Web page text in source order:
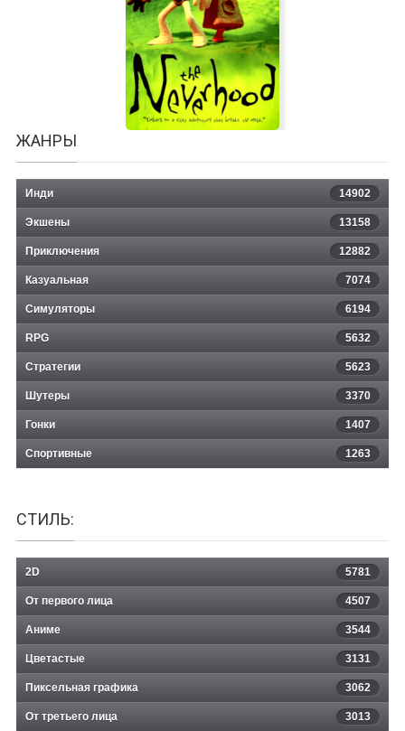
Wings Of War
ЖАНРЫ
Инди 14902
Экшены 13158
Приключения 12882
Казуальная 7074
Симуляторы 6194
RPG 5632
Стратегии 5623
Шутеры 3370
Гонки 1407
Спортивные 1263
СТИЛЬ:
2D 5781
От первого лица 4507
Аниме 3544
Цветастые 3131
Пиксельная графика 3062
От третьего лица 3013